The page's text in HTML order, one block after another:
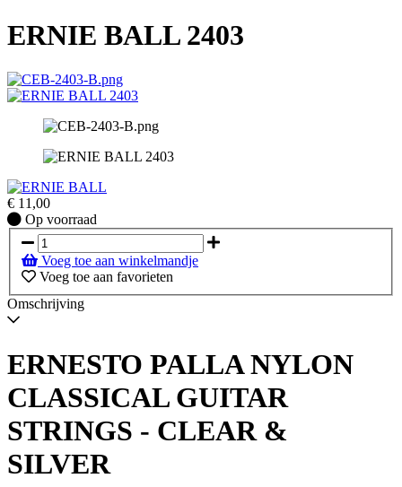
ERNIE BALL 2403
€ 11,00
Op
voorraad
Op voorraad
Voeg toe aan winkelmandje
Voeg toe aan favorieten
Omschrijving
ERNESTO PALLA NYLON
CLASSICAL GUITAR
STRINGS - CLEAR &
SILVER